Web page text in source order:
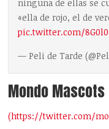
ninguna de ellas se
«ella de rojo, el de
pic.twitter.com/
— Peli de Tarde
Mondo Mascots
(https://twitter.com/